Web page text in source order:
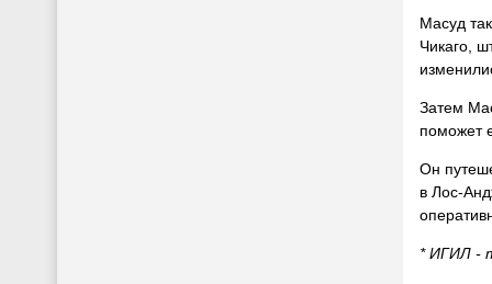
Масуд
Чикаго,
Затем
поможет
Он
в Лос-
* ИГИЛ -